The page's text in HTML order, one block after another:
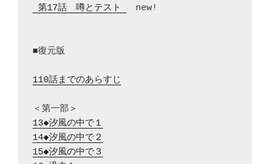
第17話　噂とテスト
new!
■復元版
110話までのあらすじ
13◆汐風の中で１
14◆汐風の中で２
15◆汐風の中で３